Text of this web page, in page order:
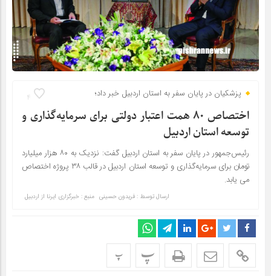
4 پزشکیان در پایان سفر به استان اردبیل خبر داد؛
اختصاص ۸۰ همت اعتبار دولتی برای سرمایه‌گذاری و
توسعه استان اردبیل
رئیس‌جمهور در پایان سفر به استان اردبیل گفت: نزدیک به ۸۰ هزار میلیارد
تومان برای سرمایه‌گذاری و توسعه استان اردبیل در قالب ۳۸ پروژه اختصاص
می یابد.
ارسال توسط : فریدون حسینی منبع : خبرگزاری ایرنا از اردبیل
پ پ